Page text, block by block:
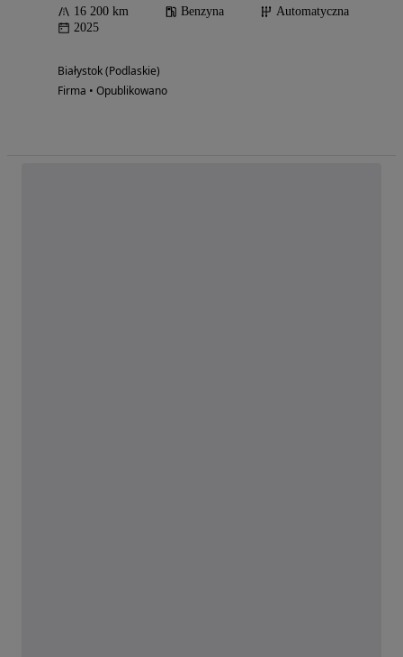
16 200 km Benzyna
Automatyczna
2025
Białystok (Podlaskie)
Firma • Opublikowano